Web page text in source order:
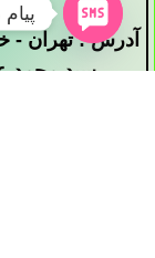
آدرس : تهران -
سید محمد